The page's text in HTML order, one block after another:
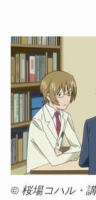
© 桜場コハル・